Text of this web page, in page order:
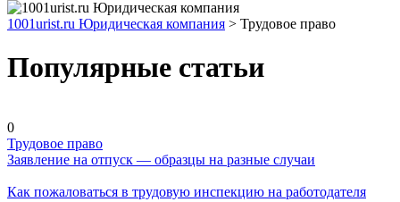
1001urist.ru Юридическая компания > Трудовое право
Популярные статьи
0
Трудовое право
Заявление на отпуск — образцы на разные случаи
Как пожаловаться в трудовую инспекцию на работодателя